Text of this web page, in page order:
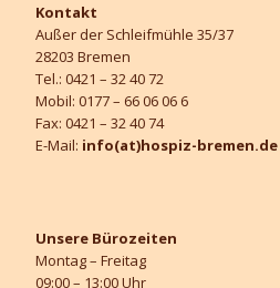
Kontakt
Außer der Schleifmühle 35/37
28203 Bremen
Tel.: 0421 – 32 40 72
Mobil: 0177 – 66 06 06 6
Fax: 0421 – 32 40 74
E-Mail: info(at)hospiz-bremen.de
Unsere Bürozeiten
Montag – Freitag
09:00 – 13:00 Uhr